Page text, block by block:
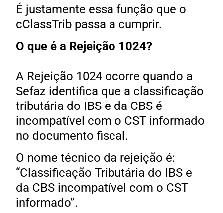
É justamente essa função que o
cClassTrib passa a cumprir.
O que é a Rejeição 1024?
A Rejeição 1024 ocorre quando a
Sefaz identifica que a classificação
tributária do IBS e da CBS é
incompatível com o CST informado
no documento fiscal.
O nome técnico da rejeição é:
“Classificação Tributária do IBS e
da CBS incompatível com o CST
informado”.